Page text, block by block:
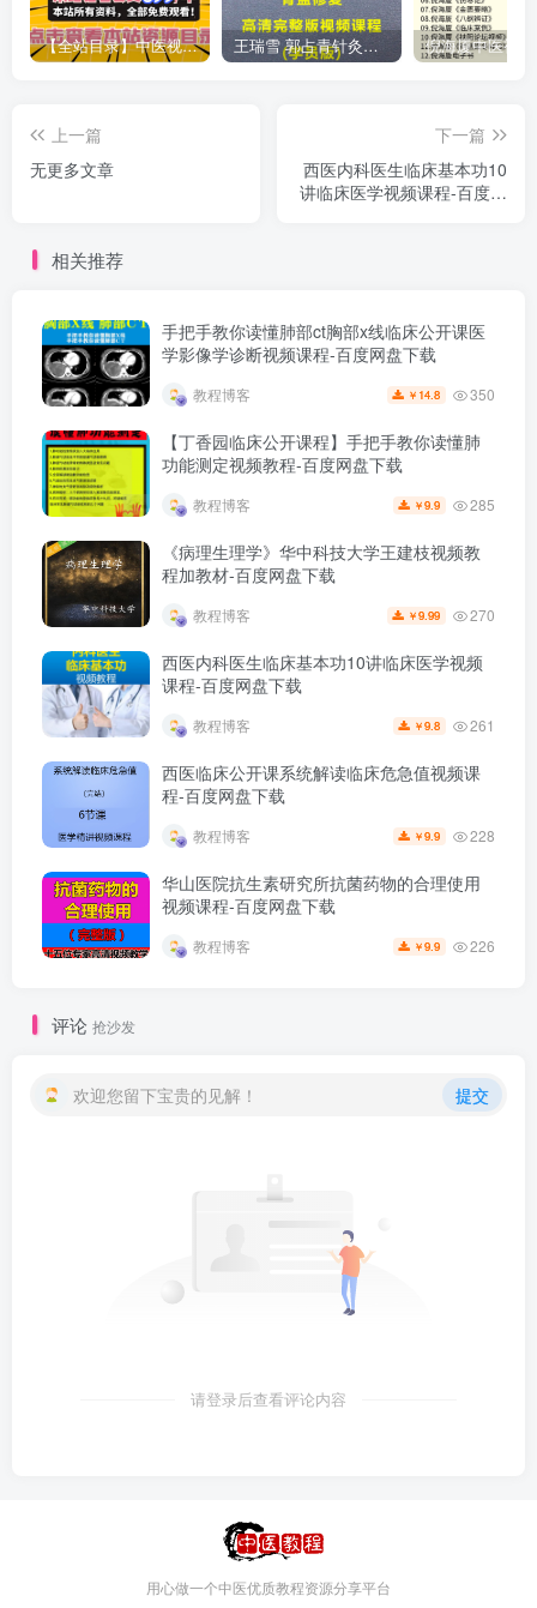
【全站目录】中医视频教程合集资源2万G【钻石会员可看全站资源】 王瑞雪 郭占青针灸私密骨盆修复高清完整版视频教程-百度网盘下载
上一篇
无更多文章
下一篇
西医内科医生临床基本功10
讲临床医学视频课程-百度网
相关推荐
手把手教你读懂肺部ct胸部x线临床公开课医
学影像学诊断视频课程-百度网盘下载
教程博客 ￥ 14.8 350
【丁香园临床公开课程】手把手教你读懂肺
功能测定视频教程-百度网盘下载
教程博客 ￥9.9 285
《病理生理学》华中科技大学王建枝视频教
程加教材-百度网盘下载
教程博客 ￥9.99 270
西医内科医生临床基本功10讲临床医学视频
课程-百度网盘下载
教程博客 ￥9.8 261
西医临床公开课系统解读临床危急值视频课
程-百度网盘下载
教程博客 ￥9.9 228
华山医院抗生素研究所抗菌药物的合理使用
视频课程-百度网盘下载
教程博客 ￥9.9 226
评论 抢沙发
欢迎您留下宝贵的见解！ 提交
请登录后查看评论内容
用心做一个中医优质教程资源分享平台